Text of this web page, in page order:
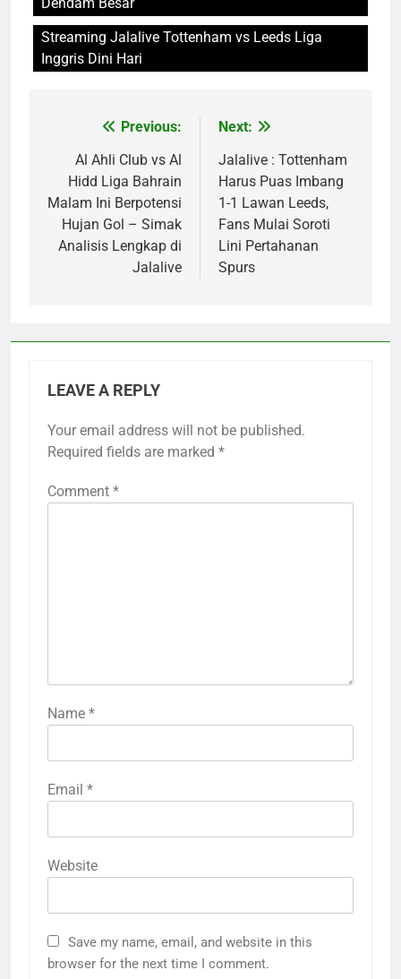
Dendam Besar
Streaming Jalalive Tottenham vs Leeds Liga
Inggris Dini Hari
navigation
Previous:
Al Ahli Club vs Al
Hidd Liga Bahrain
Malam Ini Berpotensi
Hujan Gol – Simak
Analisis Lengkap di
Jalalive
Next:
Jalalive : Tottenham
Harus Puas Imbang
1-1 Lawan Leeds,
Fans Mulai Soroti
Lini Pertahanan
Spurs
LEAVE A REPLY
Your email address will not be published.
Required fields are marked *
Comment *
Name *
Email *
Website
Save my name, email, and website in this
browser for the next time I comment.